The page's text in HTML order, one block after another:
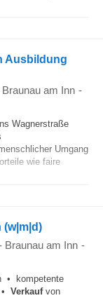
Ausbildung
Braunau am Inn -
Wagnerstraße
Umgang
wie faire
(w|m|d)
Braunau am Inn -
• kompetente
Verkaufvon